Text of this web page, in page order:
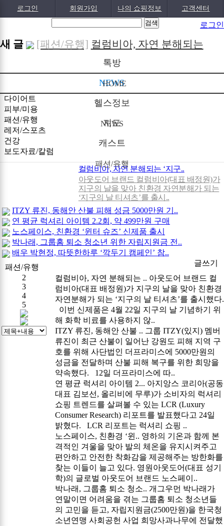
로그인 회원가입 나의 쇼핑정보 고객센터
로그인
새 글 [패션/유행] 컬럼비아, 자연 분해되는
ITZY 류진, 동해안 산불 피
[04-12]
[보도자료/칼럼] GS25, 워너브라더스와
배트맨콜라·..[04-05]
[건강] 봄철 자살률 증가, 10대 청소년
이 위..
[건강]
효능..
[건강]
방수..
[보도자료/칼럼] 오뚜기, 브랜드 경험
공간 ‘오키친 ..[03-28]
[보도자료/칼럼] GS25, 하이트진로와
손잡고 ‘갓생폭..[05-24]
무조건 탄수화물 끊기? 당류부
[05-19]
[다이어트] 운동 어려울때 다이어트 도
움되는 음..[05-19]
톡방
NEWS
헬스정보
지도
캐스트
HOME
NEWS
패션/유행
다이어트
피부/미용
패션/유행
레저/스포츠
건강
보도자료/칼럼
컬럼비아, 자연 분해되는 ‘지구..
아웃도어 브랜드 컬럼비아(대표 배정원)가
지구의 날을 맞아 친환경 자연분해가 되는
‘지구의 날 티셔츠’를 출시..
ITZY 류진, 동해안 산불 피해 성금 5000만원 기..
연 평균 럭셔리 아이템 2.2회, 약 499만원 구매
노스페이스, 친환경 ‘윈터 슈즈’ 신제품 출시
박나래, 그룹홈 퇴소 청소년 위한 자립지원금 전..
배우 박현정, 따뜻한하루 ‘깍두기 캠페인’ 참..
패션/유행
글쓰기
컬럼비아, 자연 분해되는 .. 아웃도어 브랜드 컬
럼비아(대표 배정원)가 지구의 날을 맞아 친환경
자연분해가 되는 ‘지구의 날 티셔츠’를 출시했다.
이번 신제품은 4월 22일 지구의 날 기념하기 위
해 화학 비료를 사용하지 않..
ITZY 류진, 동해안 산불 .. 그룹 ITZY(있지) 멤버
류진이 최근 산불이 일어난 강원도 피해 지역 구
호를 위해 사단법인 더프라미스에 5000만원의
성금을 전달하며 산불 피해 복구를 위한 희망을
약속했다. 12일 더프라미스에 따..
연 평균 럭셔리 아이템 2... 아지앙스 코리아(공동
대표 김보선, 올리비에 무루)가 소비자의 럭셔리
쇼핑 트렌드를 살펴볼 수 있는 LCR (Luxury
Consumer Research) 리포트를 발표했다고 24일
밝혔다. LCR 리포트는 럭셔리 쇼핑 ..
노스페이스, 친환경 ‘윈.. 영하의 기온과 함께 본
격적인 겨울을 맞아 발의 체온을 유지시켜주고
편안하고 안전한 착화감을 제공해주는 방한화를
찾는 이들이 늘고 있다. 영원아웃도어(대표 성기
학)의 글로벌 아웃도어 브랜드 노스페이..
박나래, 그룹홈 퇴소 청소.. 개그우먼 박나래가
연말이면 어려움을 겪는 그룹홈 퇴소 청소년들
의 고민을 듣고, 자립지원금(2500만원)을 한국청
소년연맹 사회공헌 사업 희망사과나무에 전달했
2
3
4
5